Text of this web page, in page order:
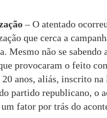
– O atentado
que cerca a
Mesmo não se sabendo
provocaram o feito
anos, aliás, inscrito na
partido republicano, o
fator por trás do